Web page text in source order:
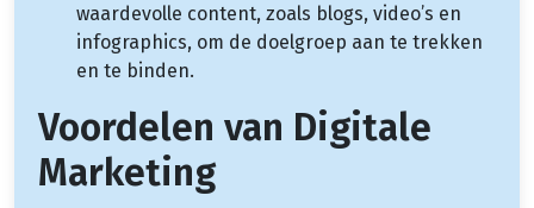
waardevolle content, zoals blogs, video’s en
infographics, om de doelgroep aan te trekken
en te binden.
Voordelen van Digitale
Marketing